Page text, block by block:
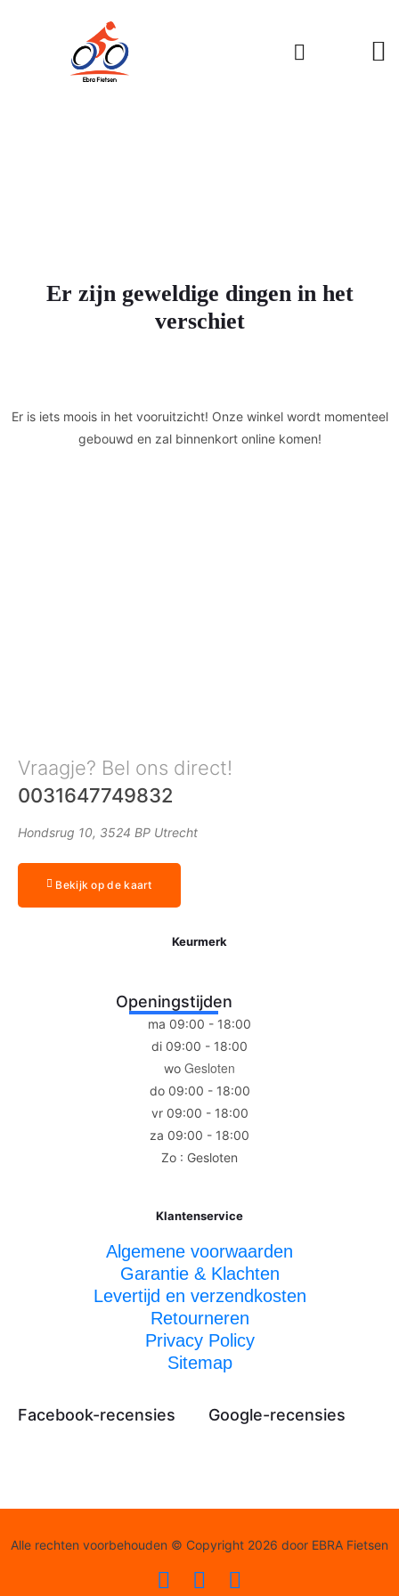
Er zijn geweldige dingen in het
verschiet
Er is iets moois in het vooruitzicht! Onze winkel wordt momenteel
gebouwd en zal binnenkort online komen!
Vraagje? Bel ons direct!
0031647749832
Hondsrug 10, 3524 BP Utrecht
Bekijk op de kaart
Keurmerk
Openingstijden
ma 09:00 - 18:00
di 09:00 - 18:00
wo Gesloten
do 09:00 - 18:00
vr 09:00 - 18:00
za 09:00 - 18:00
Zo : Gesloten
Klantenservice
Algemene voorwaarden
Garantie & Klachten
Levertijd en verzendkosten
Retourneren
Privacy Policy
Sitemap
Facebook-recensies Google-recensies
Alle rechten voorbehouden © Copyright 2026 door EBRA Fietsen